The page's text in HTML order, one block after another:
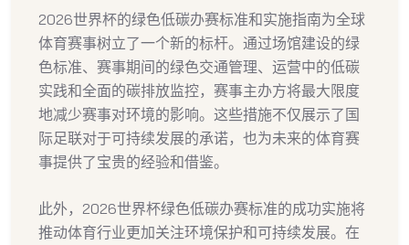
2026世界杯的绿色低碳办赛标准和实施指南为全球
体育赛事树立了一个新的标杆。通过场馆建设的绿
色标准、赛事期间的绿色交通管理、运营中的低碳
实践和全面的碳排放监控，赛事主办方将最大限度
地减少赛事对环境的影响。这些措施不仅展示了国
际足联对于可持续发展的承诺，也为未来的体育赛
事提供了宝贵的经验和借鉴。
此外，2026世界杯绿色低碳办赛标准的成功实施将
推动体育行业更加关注环境保护和可持续发展。在